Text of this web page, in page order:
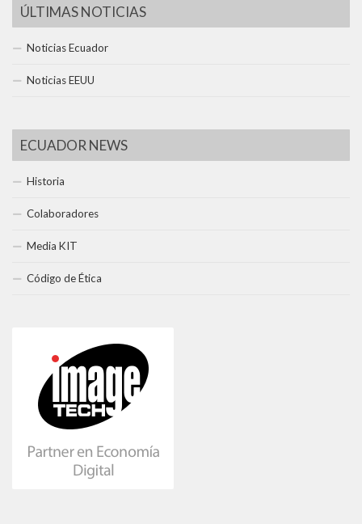
ÚLTIMAS NOTICIAS
Noticias Ecuador
Noticias EEUU
ECUADOR NEWS
Historia
Colaboradores
Media KIT
Código de Ética